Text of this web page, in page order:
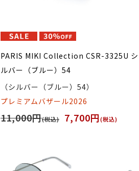
PARIS MIKI Collection CSR-3325U シ
ルバー（ブルー）54
（シルバー（ブルー）54）
プレミアムバザール2026
11,000円(税込) 7,700円(税込)